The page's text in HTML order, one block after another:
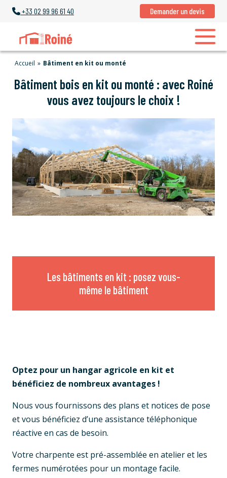
+33 02 99 96 61 40 Demander un devis
Bâtiment bois en kit ou monté : avec Roiné
vous avez toujours le choix !
Accueil » Bâtiment en kit ou monté
Les bâtiments en kit : posez vous-
même le bâtiment
Optez pour un hangar agricole en kit et
bénéficiez de nombreux avantages !
Nous vous fournissons des plans et notices de pose
et vous bénéficiez d’une assistance téléphonique
réactive en cas de besoin.
Votre charpente est pré-assemblée en atelier et les
fermes numérotées pour un montage facile.